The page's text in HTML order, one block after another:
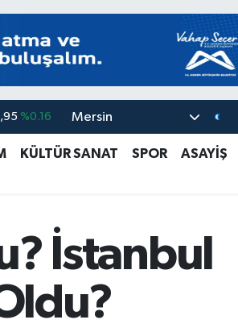
%0.06
%0.02
%70
%0.16
Mersin
KÜLTÜR SANAT SPOR
ASAYİŞ
İstanbul